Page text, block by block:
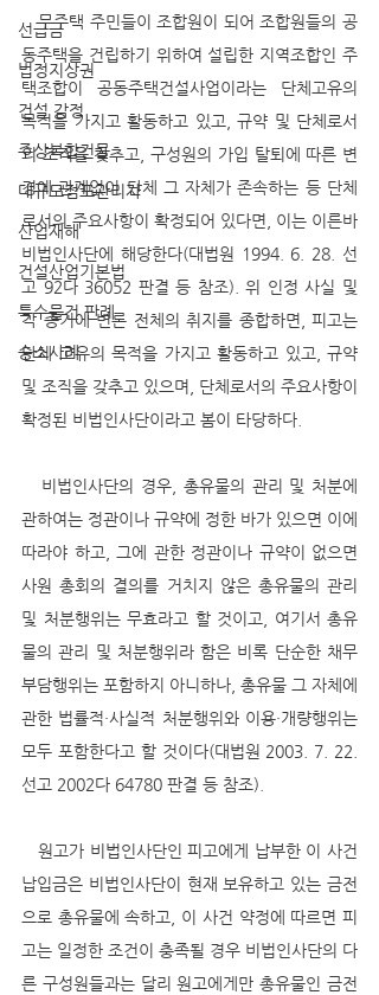
선급금
법정지상권
건설 감정
주상복합건물
대규모점포관리자
산업재해
건설산업기본법
특수물건 판례
승소사례
   무주택 주민들이 조합원이 되어 조합원들의 공
동주택을 건립하기 위하여 설립한 지역조합인 주
택조합이 공동주택건설사업이라는 단체고유의
목적을 가지고 활동하고 있고, 규약 및 단체로서
의 조직을 갖추고, 구성원의 가입 탈퇴에 따른 변
경에 관계없이 단체 그 자체가 존속하는 등 단체
로서의 주요사항이 확정되어 있다면, 이는 이른바
비법인사단에 해당한다(대법원 1994. 6. 28. 선
고 92다 36052 판결 등 참조). 위 인정 사실 및
각 증거에 변론 전체의 취지를 종합하면, 피고는
단체 고유의 목적을 가지고 활동하고 있고, 규약
및 조직을 갖추고 있으며, 단체로서의 주요사항이
확정된 비법인사단이라고 봄이 타당하다.
관하여는 정관이나 규약에 정한 바가 있으면 이에
따라야 하고, 그에 관한 정관이나 규약이 없으면
사원 총회의 결의를 거치지 않은 총유물의 관리
및 처분행위는 무효라고 할 것이고, 여기서 총유
물의 관리 및 처분행위라 함은 비록 단순한 채무
부담행위는 포함하지 아니하나, 총유물 그 자체에
관한 법률적·사실적 처분행위와 이용·개량행위는
모두 포함한다고 할 것이다(대법원 2003. 7. 22.
선고 2002다 64780 판결 등 참조).
납입금은 비법인사단이 현재 보유하고 있는 금전
으로 총유물에 속하고, 이 사건 약정에 따르면 피
고는 일정한 조건이 충족될 경우 비법인사단의 다
른 구성원들과는 달리 원고에게만 총유물인 금전